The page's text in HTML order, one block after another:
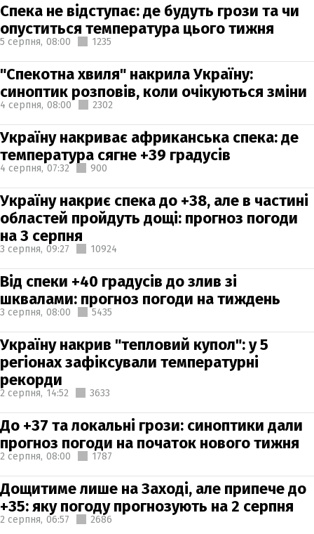
Спека не відступає: де будуть грози та чи
опуститься температура цього тижня
5 серпня, 08:00 1235
"Спекотна хвиля" накрила Україну:
синоптик розповів, коли очікуються зміни
4 серпня, 08:00 2302
Україну накриває африканська спека: де
температура сягне +39 градусів
4 серпня, 07:32 900
Україну накриє спека до +38, але в частині
областей пройдуть дощі: прогноз погоди
на 3 серпня
3 серпня, 09:27 10924
Від спеки +40 градусів до злив зі
шквалами: прогноз погоди на тиждень
3 серпня, 08:00 5435
Україну накрив "тепловий купол": у 5
регіонах зафіксували температурні
рекорди
2 серпня, 14:52 3633
До +37 та локальні грози: синоптики дали
прогноз погоди на початок нового тижня
2 серпня, 08:00 1787
Дощитиме лише на Заході, але припече до
+35: яку погоду прогнозують на 2 серпня
2 серпня, 06:57 2686